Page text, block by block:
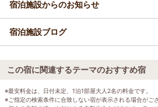
宿泊施設からのお知らせ
宿泊施設ブログ
この宿に関連するテーマのおすすめ宿
※最安料金は、日付未定、1泊1部屋大人2名の料金です。
※ご指定の検索条件に合致しない宿が表示される場合がご